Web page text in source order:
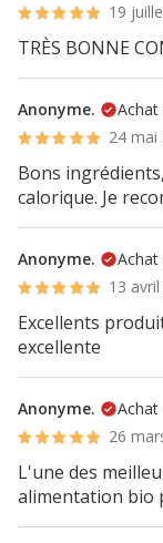
19
TRÈS BONNE
Anonyme.
Achat
24 mai
Bons
calorique. Je
Anonyme.
Achat
13
Excellents
excellente
Anonyme.
Achat
26
L'une des
alimentation bio